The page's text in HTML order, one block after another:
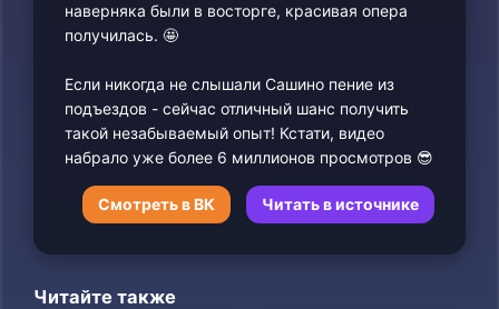
наверняка были в восторге, красивая опера
получилась. 🤩
Если никогда не слышали Сашино пение из
подъездов - сейчас отличный шанс получить
такой незабываемый опыт! Кстати, видео
набрало уже более 6 миллионов просмотров 😎
Смотреть в ВК Читать в источнике
Читайте также